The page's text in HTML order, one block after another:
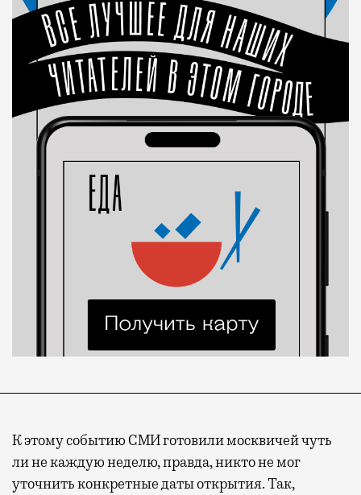
К этому событию СМИ готовили москвичей чуть
ли не каждую неделю, правда, никто не мог
уточнить конкретные даты открытия. Так,